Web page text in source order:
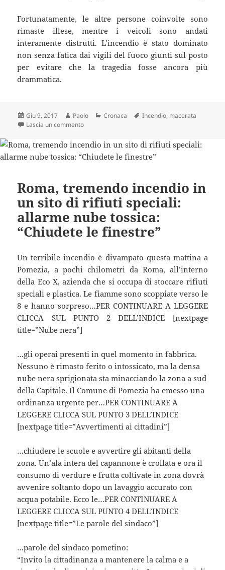
Fortunatamente, le altre persone coinvolte sono
rimaste illese, mentre i veicoli sono andati
interamente distrutti. L’incendio è stato dominato
non senza fatica dai vigili del fuoco giunti sul posto
per evitare che la tragedia fosse ancora più
drammatica.
Scritto
il
Giu 9, 2017 Autore
Paolo Categorie
Cronaca Tag
Incendio, macerata
Lascia un commentosu Incidente pauroso con l’auto a metano:
Roma, tremendo incendio in
un sito di rifiuti speciali:
allarme nube tossica:
“Chiudete le finestre”
Un terribile incendio è divampato questa mattina a
Pomezia, a pochi chilometri da Roma, all’interno
della Eco X, azienda che si occupa di stoccare rifiuti
speciali e plastica. Le fiamme sono scoppiate verso le
8 e hanno sorpreso…PER CONTINUARE A LEGGERE
CLICCA SUL PUNTO 2 DELL’INDICE [nextpage
title=”Nube nera”]
…gli operai presenti in quel momento in fabbrica.
Nessuno è rimasto ferito o intossicato, ma la densa
nube nera sprigionata sta minacciando la zona a sud
della Capitale. Il Comune di Pomezia ha emesso una
ordinanza urgente per…PER CONTINUARE A
LEGGERE CLICCA SUL PUNTO 3 DELL’INDICE
[nextpage title=”Avvertimenti ai cittadini”]
…chiudere le scuole e avvertire gli abitanti della
zona. Un’ala intera del capannone è crollata e ora il
consumo di verdure e frutta coltivate in zona dovrà
avvenire soltanto dopo un lavaggio accurato con
acqua potabile. Ecco le…PER CONTINUARE A
LEGGERE CLICCA SUL PUNTO 4 DELL’INDICE
[nextpage title=”Le parole del sindaco”]
…parole del sindaco pometino:
“Invito la cittadinanza a mantenere la calma e a